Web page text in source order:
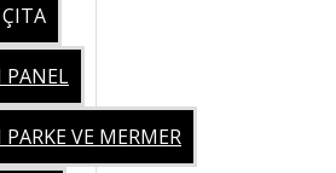
PANEL
VE MERMER